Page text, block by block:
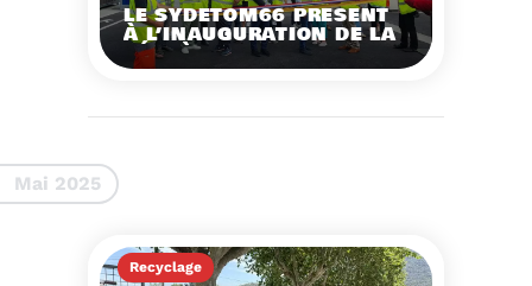
LE SYDETOM66 PRÉSENT
À L’INAUGURATION DE LA
DÉCHÈTERIE DE DURBAN-
CORBIÈRES
l’inauguration de la
Mai 2025
Recyclage